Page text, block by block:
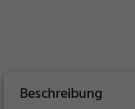
Beschreibung